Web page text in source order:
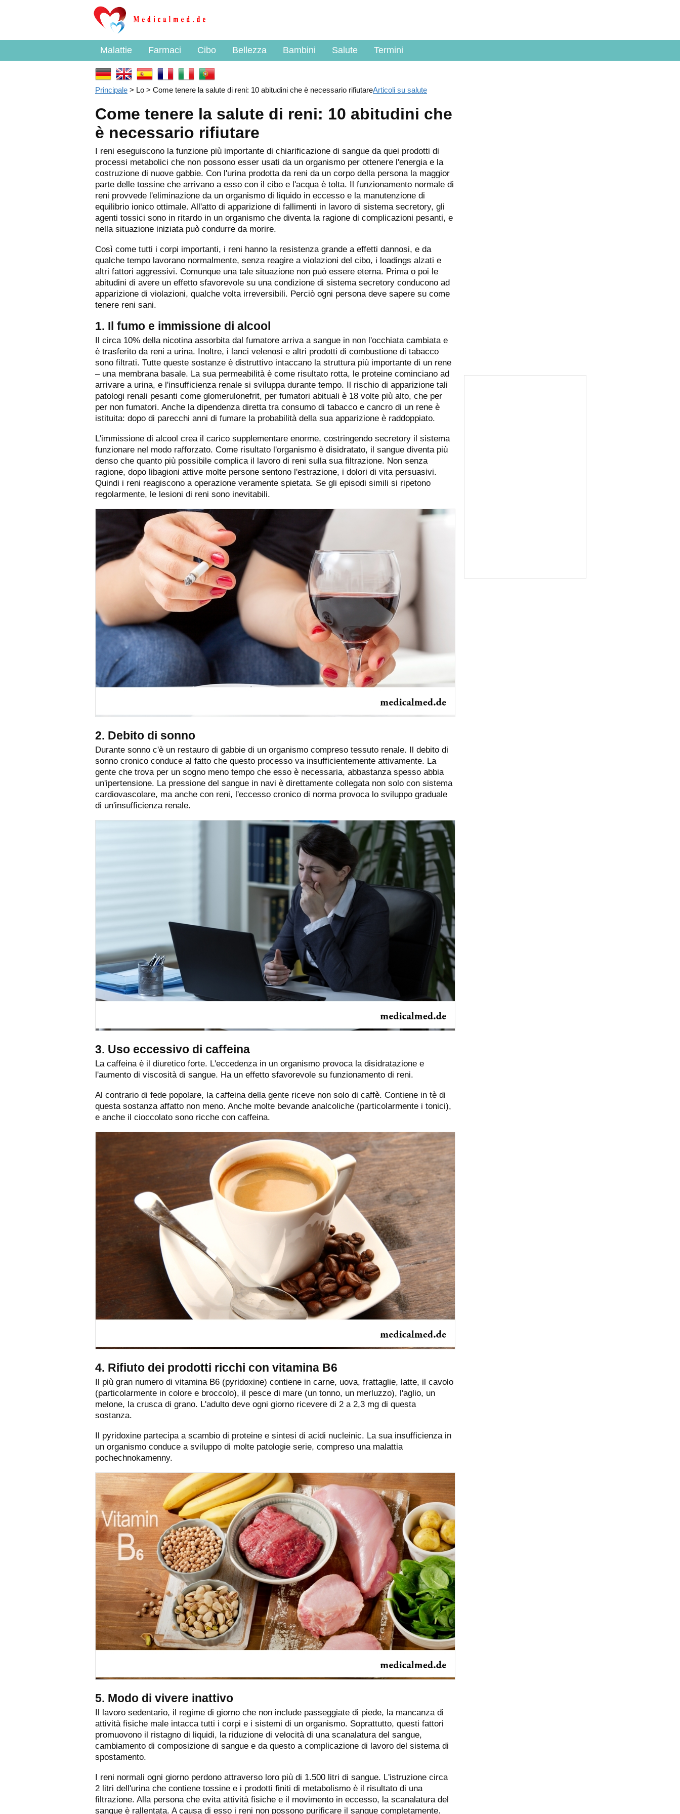
Malattie Farmaci Cibo Bellezza Bambini Salute Termini
Principale > Lo > Come tenere la salute di reni: 10 abitudini che è necessario rifiutareArticoli su salute
Come tenere la salute di reni: 10 abitudini che
è necessario rifiutare
I reni eseguiscono la funzione più importante di chiarificazione di sangue da quei prodotti di
processi metabolici che non possono esser usati da un organismo per ottenere l'energia e la
costruzione di nuove gabbie. Con l'urina prodotta da reni da un corpo della persona la maggior
parte delle tossine che arrivano a esso con il cibo e l'acqua è tolta. Il funzionamento normale di
reni provvede l'eliminazione da un organismo di liquido in eccesso e la manutenzione di
equilibrio ionico ottimale. All'atto di apparizione di fallimenti in lavoro di sistema secretory, gli
agenti tossici sono in ritardo in un organismo che diventa la ragione di complicazioni pesanti, e
nella situazione iniziata può condurre da morire.
Così come tutti i corpi importanti, i reni hanno la resistenza grande a effetti dannosi, e da
qualche tempo lavorano normalmente, senza reagire a violazioni del cibo, i loadings alzati e
altri fattori aggressivi. Comunque una tale situazione non può essere eterna. Prima o poi le
abitudini di avere un effetto sfavorevole su una condizione di sistema secretory conducono ad
apparizione di violazioni, qualche volta irreversibili. Perciò ogni persona deve sapere su come
tenere reni sani.
1. Il fumo e immissione di alcool
Il circa 10% della nicotina assorbita dal fumatore arriva a sangue in non l'occhiata cambiata e
è trasferito da reni a urina. Inoltre, i lanci velenosi e altri prodotti di combustione di tabacco
sono filtrati. Tutte queste sostanze è distruttivo intaccano la struttura più importante di un rene
– una membrana basale. La sua permeabilità è come risultato rotta, le proteine cominciano ad
arrivare a urina, e l'insufficienza renale si sviluppa durante tempo. Il rischio di apparizione tali
patologi renali pesanti come glomerulonefrit, per fumatori abituali è 18 volte più alto, che per
per non fumatori. Anche la dipendenza diretta tra consumo di tabacco e cancro di un rene è
istituita: dopo di parecchi anni di fumare la probabilità della sua apparizione è raddoppiato.
L'immissione di alcool crea il carico supplementare enorme, costringendo secretory il sistema
funzionare nel modo rafforzato. Come risultato l'organismo è disidratato, il sangue diventa più
denso che quanto più possibile complica il lavoro di reni sulla sua filtrazione. Non senza
ragione, dopo libagioni attive molte persone sentono l'estrazione, i dolori di vita persuasivi.
Quindi i reni reagiscono a operazione veramente spietata. Se gli episodi simili si ripetono
regolarmente, le lesioni di reni sono inevitabili.
2. Debito di sonno
Durante sonno c'è un restauro di gabbie di un organismo compreso tessuto renale. Il debito di
sonno cronico conduce al fatto che questo processo va insufficientemente attivamente. La
gente che trova per un sogno meno tempo che esso è necessaria, abbastanza spesso abbia
un'ipertensione. La pressione del sangue in navi è direttamente collegata non solo con sistema
cardiovascolare, ma anche con reni, l'eccesso cronico di norma provoca lo sviluppo graduale
di un'insufficienza renale.
3. Uso eccessivo di caffeina
La caffeina è il diuretico forte. L'eccedenza in un organismo provoca la disidratazione e
l'aumento di viscosità di sangue. Ha un effetto sfavorevole su funzionamento di reni.
Al contrario di fede popolare, la caffeina della gente riceve non solo di caffè. Contiene in tè di
questa sostanza affatto non meno. Anche molte bevande analcoliche (particolarmente i tonici),
e anche il cioccolato sono ricche con caffeina.
4. Rifiuto dei prodotti ricchi con vitamina B6
Il più gran numero di vitamina B6 (pyridoxine) contiene in carne, uova, frattaglie, latte, il cavolo
(particolarmente in colore e broccolo), il pesce di mare (un tonno, un merluzzo), l'aglio, un
melone, la crusca di grano. L'adulto deve ogni giorno ricevere di 2 a 2,3 mg di questa
sostanza.
Il pyridoxine partecipa a scambio di proteine e sintesi di acidi nucleinic. La sua insufficienza in
un organismo conduce a sviluppo di molte patologie serie, compreso una malattia
pochechnokamenny.
5. Modo di vivere inattivo
Il lavoro sedentario, il regime di giorno che non include passeggiate di piede, la mancanza di
attività fisiche male intacca tutti i corpi e i sistemi di un organismo. Soprattutto, questi fattori
promuovono il ristagno di liquidi, la riduzione di velocità di una scanalatura del sangue,
cambiamento di composizione di sangue e da questo a complicazione di lavoro del sistema di
spostamento.
I reni normali ogni giorno perdono attraverso loro più di 1.500 litri di sangue. L'istruzione circa
2 litri dell'urina che contiene tossine e i prodotti finiti di metabolismo è il risultato di una
filtrazione. Alla persona che evita attività fisiche e il movimento in eccesso, la scanalatura del
sangue è rallentata. A causa di esso i reni non possono purificare il sangue completamente.